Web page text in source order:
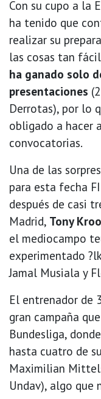
Con su cupo a la
ha tenido que
realizar su
las cosas tan
ha ganado solo
presentaciones
Derrotas), por lo
obligado a hacer
convocatorias.
Una de las
para esta fecha
después de casi
Madrid, Tony
el mediocampo
experimentado
Jamal Musiala y
El entrenador de
gran campaña
Bundesliga,
hasta cuatro de
Maximilian
Undav), algo que